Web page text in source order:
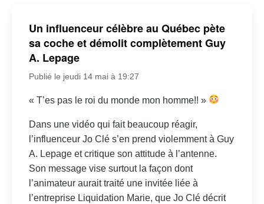
Un influenceur célèbre au Québec pète
sa coche et démolit complètement Guy
A. Lepage
Publié le jeudi 14 mai à 19:27
« T’es pas le roi du monde mon homme!! »
Dans une vidéo qui fait beaucoup réagir,
l’influenceur Jo Clé s’en prend violemment à Guy
A. Lepage et critique son attitude à l’antenne.
Son message vise surtout la façon dont
l’animateur aurait traité une invitée liée à
l’entreprise Liquidation Marie, que Jo Clé décrit